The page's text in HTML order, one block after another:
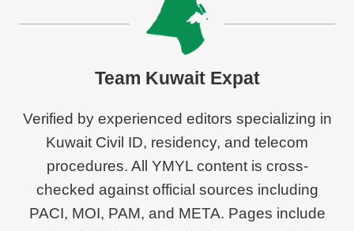
Team Kuwait Expat
Verified by experienced editors specializing in
Kuwait Civil ID, residency, and telecom
procedures. All YMYL content is cross-
checked against official sources including
PACI, MOI, PAM, and META. Pages include